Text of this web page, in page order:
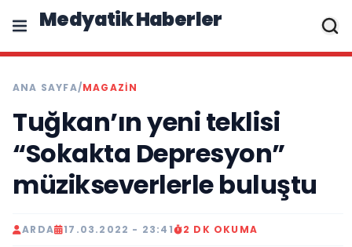
Medyatik Haberler
ANA SAYFA/MAGAZİN
Tuğkan’ın yeni teklisi
“Sokakta Depresyon”
müzikseverlerle buluştu
ARDA 17.03.2022 - 23:41 2 DK OKUMA